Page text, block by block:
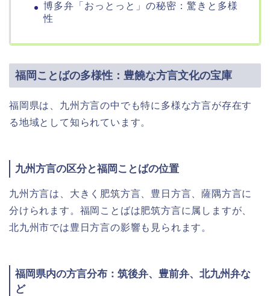
博多弁「おっとっと」の秘密：驚きと多様
性
福岡ことばの多様性：豊饒な方言文化の宝庫
福岡県は、九州方言の中でも特に多様な方言が存在す
る地域として知られています。
九州方言の区分と福岡ことばの位置
九州方言は、大きく肥筑方言、豊日方言、薩隅方言に
分けられます。福岡ことばは肥筑方言に属しますが、
北九州市では豊日方言の影響も見られます。
福岡県内の方言分布：筑後弁、豊前弁、北九州弁な
ど